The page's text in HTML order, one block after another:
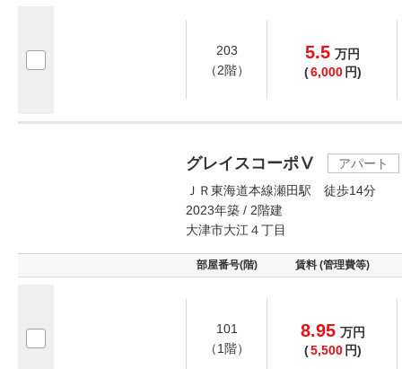
203
（2階）
5.5 万円
(6,000 円)
グレイスコーポⅤ
アパート
ＪＲ東海道本線瀬田駅 徒歩14分
2023年築 / 2階建
大津市大江４丁目
部屋番号(階) 賃料 (管理費等)
101
（1階）
8.95 万円
(5,500 円)